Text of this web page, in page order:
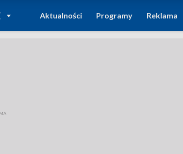
DO
Aktualności Programy Reklama